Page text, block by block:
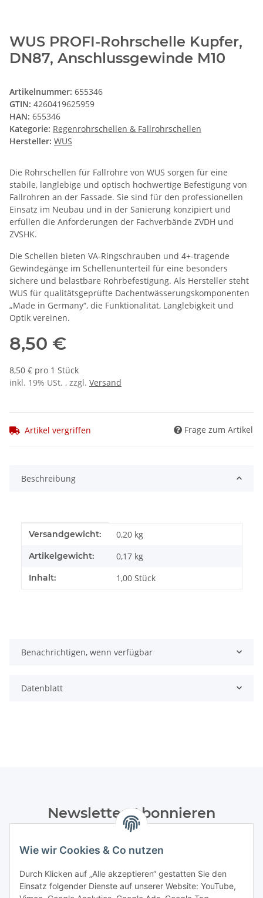
Wie wir Cookies & Co nutzen
Durch Klicken auf „Alle akzeptieren“ gestatten Sie den
Einsatz folgender Dienste auf unserer Website: YouTube,
WUS PROFI-Rohrschelle Kupfer,
DN87, Anschlussgewinde M10
Artikelnummer: 655346
GTIN: 4260419625959
HAN: 655346
Kategorie: Regenrohrschellen & Fallrohrschellen
Hersteller: WUS
Die Rohrschellen für Fallrohre von WUS sorgen für eine
stabile, langlebige und optisch hochwertige Befestigung von
Fallrohren an der Fassade. Sie sind für den professionellen
Einsatz im Neubau und in der Sanierung konzipiert und
erfüllen die Anforderungen der Fachverbände ZVDH und
ZVSHK.
Die Schellen bieten VA-Ringschrauben und 4+-tragende
Gewindegänge im Schellenunterteil für eine besonders
sichere und belastbare Rohrbefestigung. Als Hersteller steht
WUS für qualitätsgeprüfte Dachentwässerungskomponenten
„Made in Germany“, die Funktionalität, Langlebigkeit und
Optik vereinen.
8,50 €
8,50 € pro 1 Stück
inkl. 19% USt. , zzgl. Versand
Artikel vergriffen Frage zum Artikel
Beschreibung
Produkteigenschaft
Wert
Versandgewicht: 0,20 kg
Artikelgewicht: 0,17 kg
Inhalt: 1,00 Stück
Benachrichtigen, wenn verfügbar
Datenblatt
Newsletter Abonnieren
Datenschutzerklärungregelmäßig und jederzeit widerruflich
Abonnieren